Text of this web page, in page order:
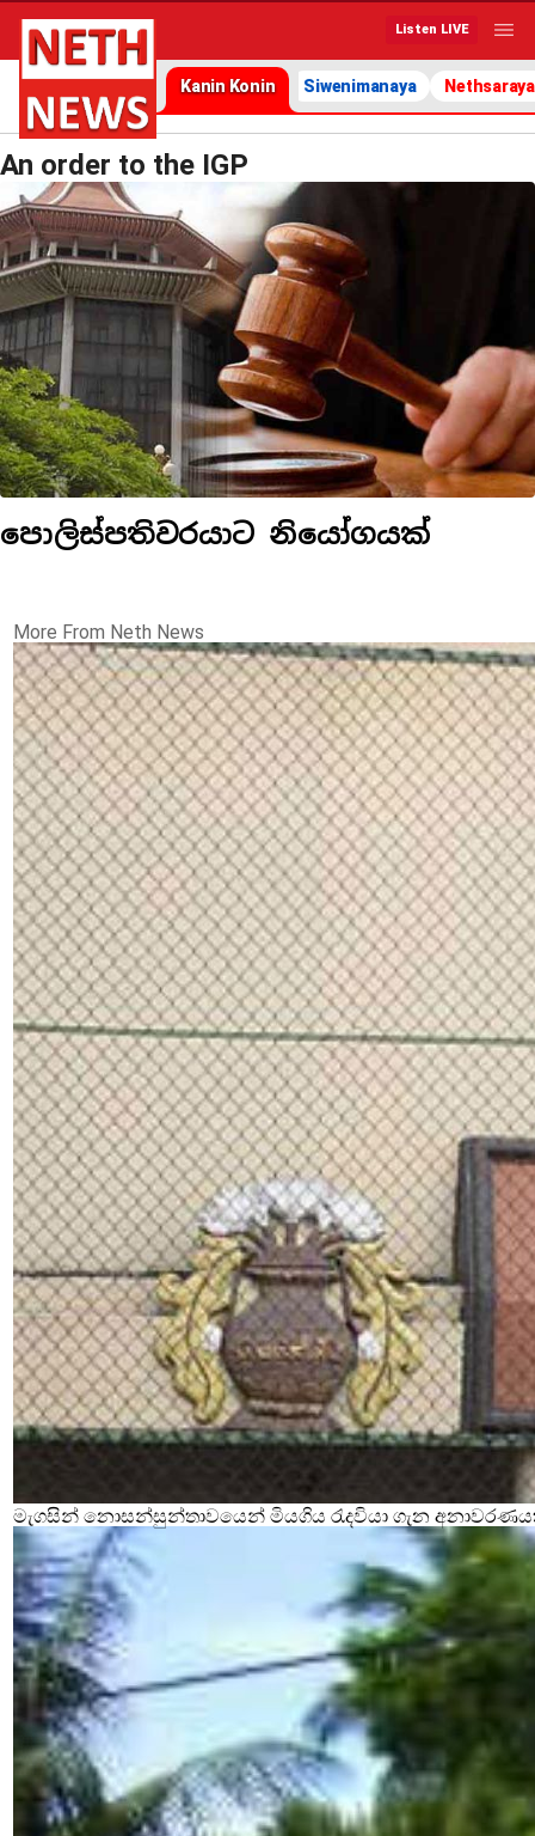
Listen LIVE
Kanin Konin Siwenimanaya Nethsaraya
An order to the IGP
පොලිස්පතිවරයාට නියෝගයක්
More From Neth News
මැගසින් නොසන්සුන්තාවයෙන් මියගිය රැදවියා ගැන